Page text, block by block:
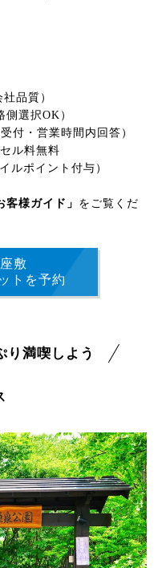
品質）
側選択OK）
付・営業時間内回答）
ル料無料
ルポイント付与）
客様ガイド」 をご覧くだ
敷
トを予約
り満喫しよう